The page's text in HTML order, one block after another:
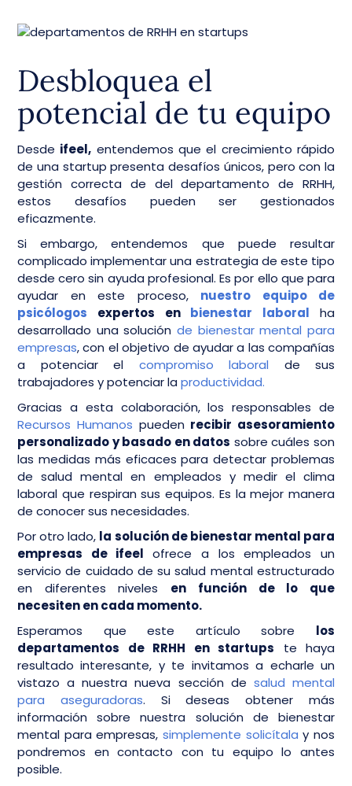
Desbloquea el
potencial de tu equipo
Desde ifeel, entendemos que el crecimiento rápido
de una startup presenta desafíos únicos, pero con la
gestión correcta de del departamento de RRHH,
estos desafíos pueden ser gestionados
eficazmente.
Si embargo, entendemos que puede resultar
complicado implementar una estrategia de este tipo
desde cero sin ayuda profesional. Es por ello que para
ayudar en este proceso, nuestro equipo de
psicólogos expertos en bienestar laboral
ha
desarrollado una solución de bienestar mental para
empresas, con el objetivo de ayudar a las compañías
a potenciar el compromiso laboral de sus
trabajadores y potenciar la productividad.
Gracias a esta colaboración, los responsables de
Recursos Humanos pueden recibir asesoramiento
personalizado y basado en datos sobre cuáles son
las medidas más eficaces para detectar problemas
de salud mental en empleados y medir el clima
laboral que respiran sus equipos. Es la mejor manera
de conocer sus necesidades.
Por otro lado, la solución de bienestar mental para
empresas de ifeelofrece a los empleados un
servicio de cuidado de su salud mental estructurado
en diferentes niveles en función de lo que
necesiten en cada momento.
Esperamos que este artículo sobre los
departamentos de RRHH en startups te haya
resultado interesante, y te invitamos a echarle un
vistazo a nuestra nueva sección de salud mental
para aseguradoras. Si deseas obtener más
información sobre nuestra solución de bienestar
mental para empresas, simplemente solicítala y nos
pondremos en contacto con tu equipo lo antes
posible.